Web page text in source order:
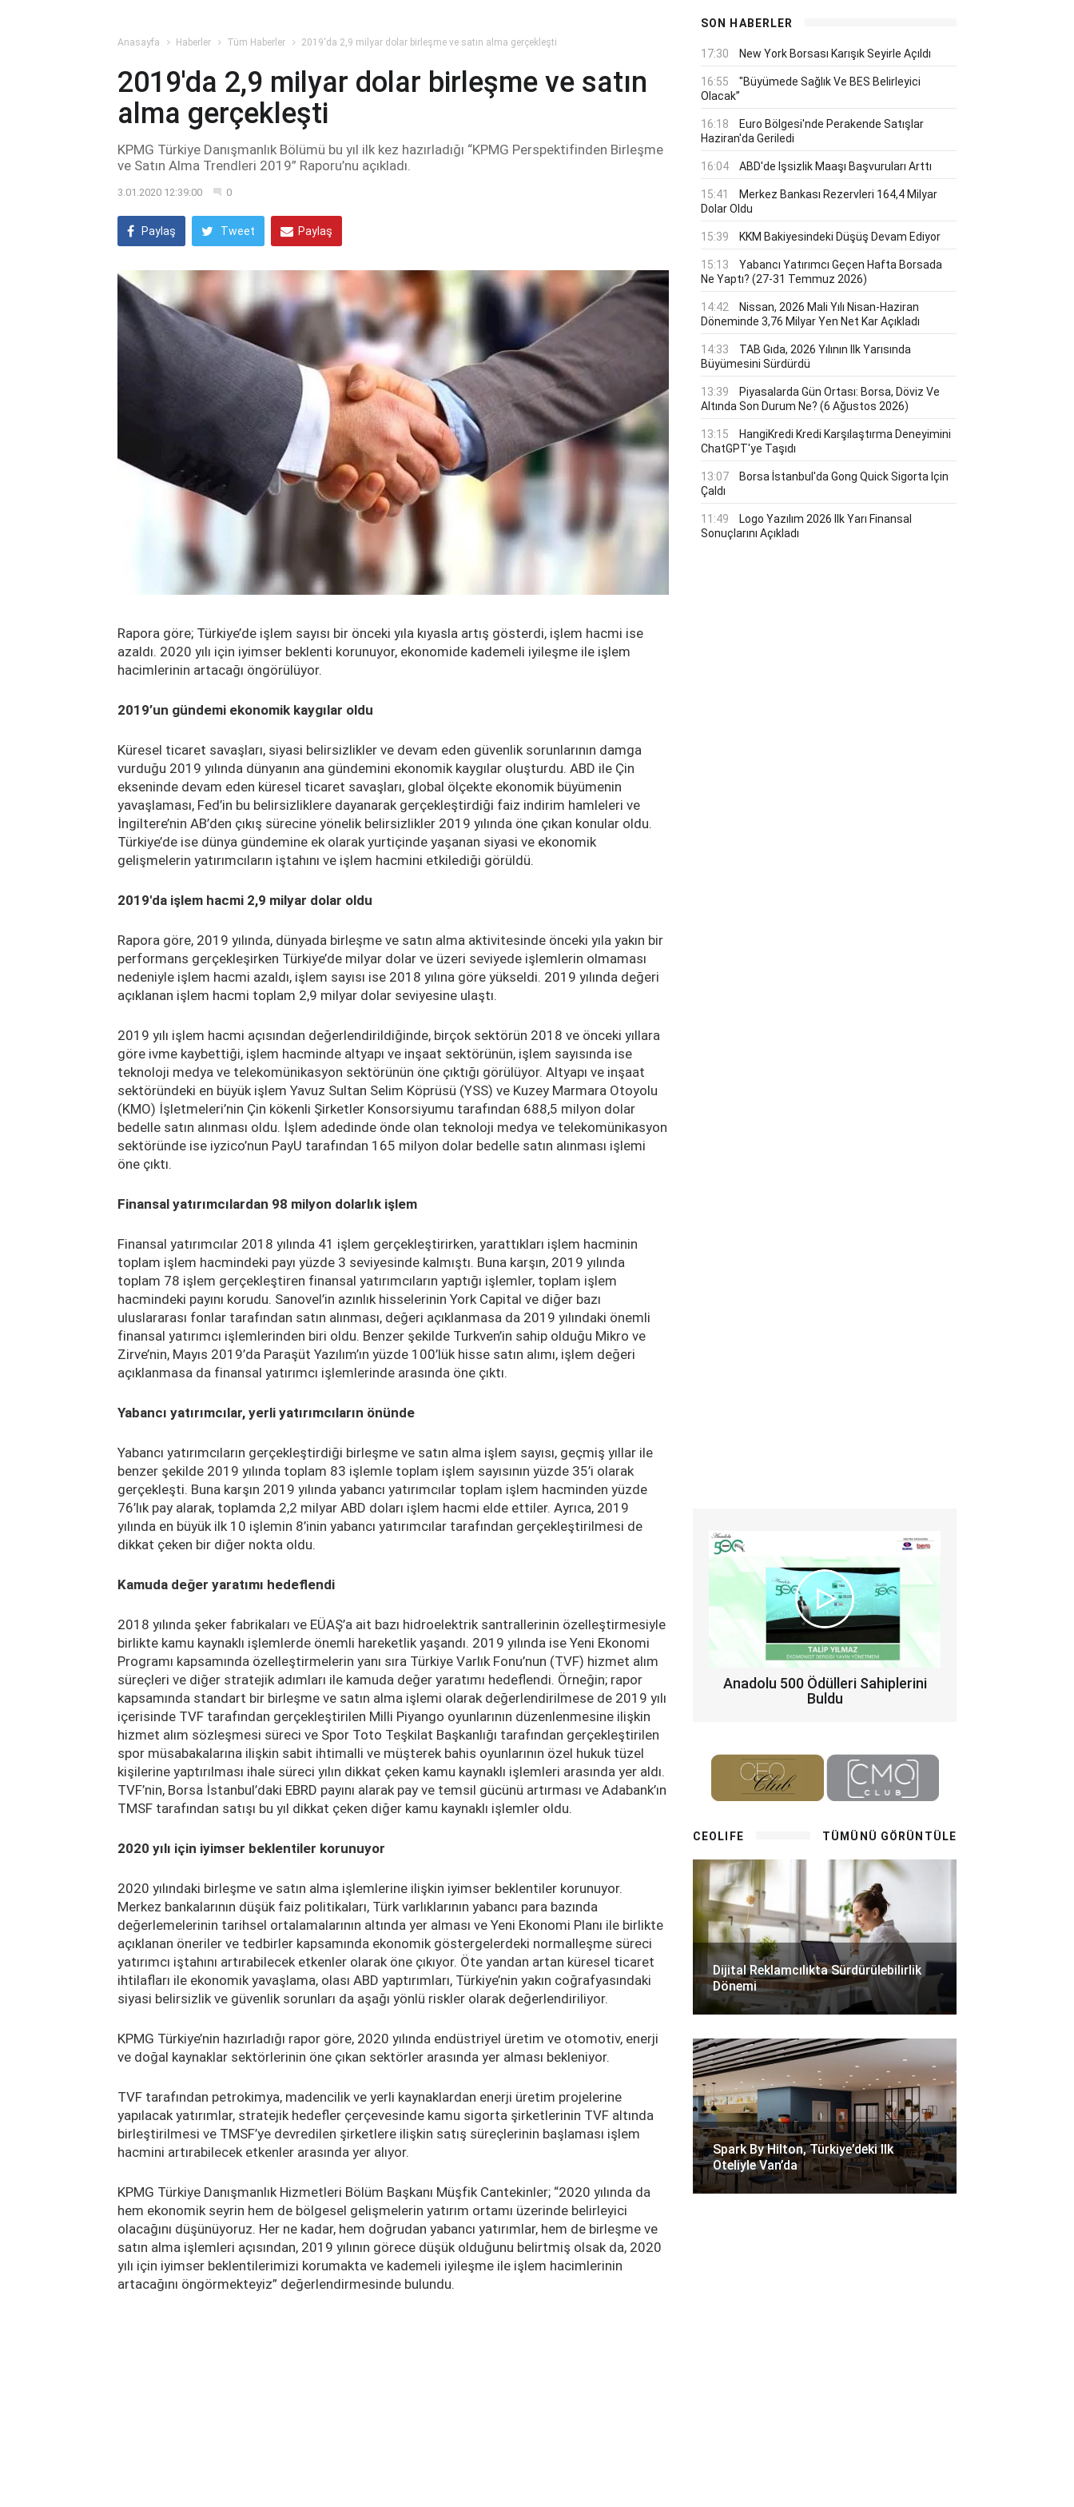
Anasayfa Haberler Tüm Haberler 2019'da 2,9 milyar dolar birleşme ve satın alma gerçekleşti
2019'da 2,9 milyar dolar birleşme ve satın
alma gerçekleşti
KPMG Türkiye Danışmanlık Bölümü bu yıl ilk kez hazırladığı “KPMG Perspektifinden Birleşme
ve Satın Alma Trendleri 2019” Raporu’nu açıkladı.
3.01.2020 12:39:00 0
Paylaş Tweet Paylaş
Rapora göre; Türkiye’de işlem sayısı bir önceki yıla kıyasla artış gösterdi, işlem hacmi ise
azaldı. 2020 yılı için iyimser beklenti korunuyor, ekonomide kademeli iyileşme ile işlem
hacimlerinin artacağı öngörülüyor.
2019’un gündemi ekonomik kaygılar oldu
Küresel ticaret savaşları, siyasi belirsizlikler ve devam eden güvenlik sorunlarının damga
vurduğu 2019 yılında dünyanın ana gündemini ekonomik kaygılar oluşturdu. ABD ile Çin
ekseninde devam eden küresel ticaret savaşları, global ölçekte ekonomik büyümenin
yavaşlaması, Fed’in bu belirsizliklere dayanarak gerçekleştirdiği faiz indirim hamleleri ve
İngiltere’nin AB’den çıkış sürecine yönelik belirsizlikler 2019 yılında öne çıkan konular oldu.
Türkiye’de ise dünya gündemine ek olarak yurtiçinde yaşanan siyasi ve ekonomik
gelişmelerin yatırımcıların iştahını ve işlem hacmini etkilediği görüldü.
2019'da işlem hacmi 2,9 milyar dolar oldu
Rapora göre, 2019 yılında, dünyada birleşme ve satın alma aktivitesinde önceki yıla yakın bir
performans gerçekleşirken Türkiye’de milyar dolar ve üzeri seviyede işlemlerin olmaması
nedeniyle işlem hacmi azaldı, işlem sayısı ise 2018 yılına göre yükseldi. 2019 yılında değeri
açıklanan işlem hacmi toplam 2,9 milyar dolar seviyesine ulaştı.
2019 yılı işlem hacmi açısından değerlendirildiğinde, birçok sektörün 2018 ve önceki yıllara
göre ivme kaybettiği, işlem hacminde altyapı ve inşaat sektörünün, işlem sayısında ise
teknoloji medya ve telekomünikasyon sektörünün öne çıktığı görülüyor. Altyapı ve inşaat
sektöründeki en büyük işlem Yavuz Sultan Selim Köprüsü (YSS) ve Kuzey Marmara Otoyolu
(KMO) İşletmeleri’nin Çin kökenli Şirketler Konsorsiyumu tarafından 688,5 milyon dolar
bedelle satın alınması oldu. İşlem adedinde önde olan teknoloji medya ve telekomünikasyon
sektöründe ise iyzico’nun PayU tarafından 165 milyon dolar bedelle satın alınması işlemi
öne çıktı.
Finansal yatırımcılardan 98 milyon dolarlık işlem
Finansal yatırımcılar 2018 yılında 41 işlem gerçekleştirirken, yarattıkları işlem hacminin
toplam işlem hacmindeki payı yüzde 3 seviyesinde kalmıştı. Buna karşın, 2019 yılında
toplam 78 işlem gerçekleştiren finansal yatırımcıların yaptığı işlemler, toplam işlem
hacmindeki payını korudu. Sanovel’in azınlık hisselerinin York Capital ve diğer bazı
uluslararası fonlar tarafından satın alınması, değeri açıklanmasa da 2019 yılındaki önemli
finansal yatırımcı işlemlerinden biri oldu. Benzer şekilde Turkven’in sahip olduğu Mikro ve
Zirve’nin, Mayıs 2019’da Paraşüt Yazılım’ın yüzde 100’lük hisse satın alımı, işlem değeri
açıklanmasa da finansal yatırımcı işlemlerinde arasında öne çıktı.
Yabancı yatırımcılar, yerli yatırımcıların önünde
Yabancı yatırımcıların gerçekleştirdiği birleşme ve satın alma işlem sayısı, geçmiş yıllar ile
benzer şekilde 2019 yılında toplam 83 işlemle toplam işlem sayısının yüzde 35’i olarak
gerçekleşti. Buna karşın 2019 yılında yabancı yatırımcılar toplam işlem hacminden yüzde
76’lık pay alarak, toplamda 2,2 milyar ABD doları işlem hacmi elde ettiler. Ayrıca, 2019
yılında en büyük ilk 10 işlemin 8’inin yabancı yatırımcılar tarafından gerçekleştirilmesi de
dikkat çeken bir diğer nokta oldu.
Kamuda değer yaratımı hedeflendi
2018 yılında şeker fabrikaları ve EÜAŞ’a ait bazı hidroelektrik santrallerinin özelleştirmesiyle
birlikte kamu kaynaklı işlemlerde önemli hareketlik yaşandı. 2019 yılında ise Yeni Ekonomi
Programı kapsamında özelleştirmelerin yanı sıra Türkiye Varlık Fonu’nun (TVF) hizmet alım
süreçleri ve diğer stratejik adımları ile kamuda değer yaratımı hedeflendi. Örneğin; rapor
kapsamında standart bir birleşme ve satın alma işlemi olarak değerlendirilmese de 2019 yılı
içerisinde TVF tarafından gerçekleştirilen Milli Piyango oyunlarının düzenlenmesine ilişkin
hizmet alım sözleşmesi süreci ve Spor Toto Teşkilat Başkanlığı tarafından gerçekleştirilen
spor müsabakalarına ilişkin sabit ihtimalli ve müşterek bahis oyunlarının özel hukuk tüzel
kişilerine yaptırılması ihale süreci yılın dikkat çeken kamu kaynaklı işlemleri arasında yer aldı.
TVF’nin, Borsa İstanbul’daki EBRD payını alarak pay ve temsil gücünü artırması ve Adabank’ın
TMSF tarafından satışı bu yıl dikkat çeken diğer kamu kaynaklı işlemler oldu.
2020 yılı için iyimser beklentiler korunuyor
2020 yılındaki birleşme ve satın alma işlemlerine ilişkin iyimser beklentiler korunuyor.
Merkez bankalarının düşük faiz politikaları, Türk varlıklarının yabancı para bazında
değerlemelerinin tarihsel ortalamalarının altında yer alması ve Yeni Ekonomi Planı ile birlikte
açıklanan öneriler ve tedbirler kapsamında ekonomik göstergelerdeki normalleşme süreci
yatırımcı iştahını artırabilecek etkenler olarak öne çıkıyor. Öte yandan artan küresel ticaret
ihtilafları ile ekonomik yavaşlama, olası ABD yaptırımları, Türkiye’nin yakın coğrafyasındaki
siyasi belirsizlik ve güvenlik sorunları da aşağı yönlü riskler olarak değerlendiriliyor.
KPMG Türkiye’nin hazırladığı rapor göre, 2020 yılında endüstriyel üretim ve otomotiv, enerji
ve doğal kaynaklar sektörlerinin öne çıkan sektörler arasında yer alması bekleniyor.
TVF tarafından petrokimya, madencilik ve yerli kaynaklardan enerji üretim projelerine
yapılacak yatırımlar, stratejik hedefler çerçevesinde kamu sigorta şirketlerinin TVF altında
birleştirilmesi ve TMSF’ye devredilen şirketlere ilişkin satış süreçlerinin başlaması işlem
hacmini artırabilecek etkenler arasında yer alıyor.
KPMG Türkiye Danışmanlık Hizmetleri Bölüm Başkanı Müşfik Cantekinler; “2020 yılında da
hem ekonomik seyrin hem de bölgesel gelişmelerin yatırım ortamı üzerinde belirleyici
olacağını düşünüyoruz. Her ne kadar, hem doğrudan yabancı yatırımlar, hem de birleşme ve
satın alma işlemleri açısından, 2019 yılının görece düşük olduğunu belirtmiş olsak da, 2020
yılı için iyimser beklentilerimizi korumakta ve kademeli iyileşme ile işlem hacimlerinin
artacağını öngörmekteyiz” değerlendirmesinde bulundu.
SON HABERLER
17:30 New York Borsası Karışık Seyirle Açıldı
16:55
"Büyümede Sağlık Ve BES Belirleyici
Olacak”
16:18
Euro Bölgesi'nde Perakende Satışlar
Haziran'da Geriledi
16:04 ABD'de Işsizlik Maaşı Başvuruları Arttı
15:41
Merkez Bankası Rezervleri 164,4 Milyar
Dolar Oldu
15:39 KKM Bakiyesindeki Düşüş Devam Ediyor
15:13
Yabancı Yatırımcı Geçen Hafta Borsada
Ne Yaptı? (27-31 Temmuz 2026)
14:42
Nissan, 2026 Mali Yılı Nisan-Haziran
Döneminde 3,76 Milyar Yen Net Kar Açıkladı
14:33
TAB Gıda, 2026 Yılının Ilk Yarısında
Büyümesini Sürdürdü
13:39
Piyasalarda Gün Ortası: Borsa, Döviz Ve
Altında Son Durum Ne? (6 Ağustos 2026)
13:15
HangiKredi Kredi Karşılaştırma Deneyimini
ChatGPT'ye Taşıdı
13:07
Borsa İstanbul'da Gong Quick Sigorta Için
Çaldı
11:49
Logo Yazılım 2026 Ilk Yarı Finansal
Sonuçlarını Açıkladı
Anadolu 500 Ödülleri Sahiplerini
Buldu
CEOLIFE TÜMÜNÜ GÖRÜNTÜLE
Dijital Reklamcılıkta Sürdürülebilirlik
Dönemi
Spark By Hilton, Türkiye’deki Ilk
Oteliyle Van’da